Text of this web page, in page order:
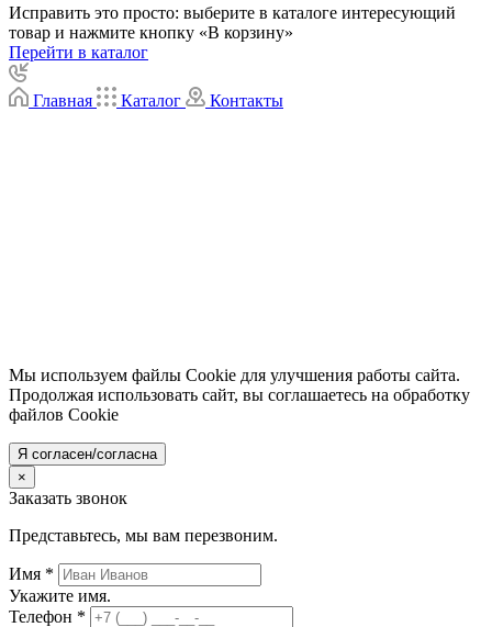
Исправить это просто: выберите в каталоге интересующий
товар и нажмите кнопку «В корзину»
Перейти в каталог
Главная Каталог Контакты
Мы используем файлы Cookie для улучшения работы сайта.
Продолжая использовать сайт, вы соглашаетесь на обработку
файлов Cookie
Я согласен/согласна
×
Заказать звонок
Представьтесь, мы вам перезвоним.
Имя *
Укажите имя.
Телефон *